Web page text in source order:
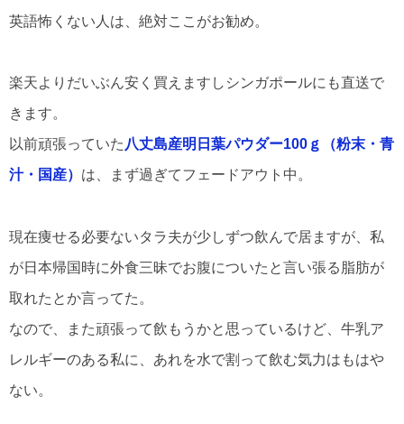
英語怖くない人は、絶対ここがお勧め。
楽天よりだいぶん安く買えますしシンガポールにも直送で
きます。
以前頑張っていた 八丈島産明日葉パウダー100ｇ（粉末・青
汁・国産） は、まず過ぎてフェードアウト中。
現在痩せる必要ないタラ夫が少しずつ飲んで居ますが、私
が日本帰国時に外食三昧でお腹についたと言い張る脂肪が
取れたとか言ってた。
なので、また頑張って飲もうかと思っているけど、牛乳ア
レルギーのある私に、あれを水で割って飲む気力はもはや
ない。